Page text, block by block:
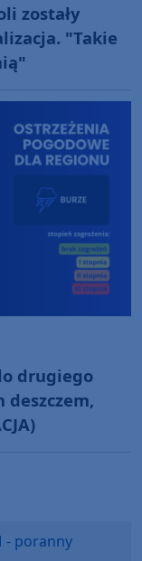
zostały
"Takie
drugiego
strona
- poranny